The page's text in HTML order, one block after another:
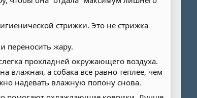
стрижки. Это не стрижка
переносить жару.
прохладней окружающего воздуха.
влажная, а собака все равно теплее, чем
надевать влажную попону снова.